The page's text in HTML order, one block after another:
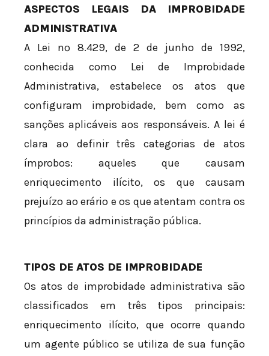
ASPECTOS LEGAIS DA IMPROBIDADE
ADMINISTRATIVA
A Lei nº 8.429, de 2 de junho de 1992,
conhecida como Lei de Improbidade
Administrativa, estabelece os atos que
configuram improbidade, bem como as
sanções aplicáveis aos responsáveis. A lei é
clara ao definir três categorias de atos
ímprobos: aqueles que causam
enriquecimento ilícito, os que causam
prejuízo ao erário e os que atentam contra os
princípios da administração pública.
TIPOS DE ATOS DE IMPROBIDADE
Os atos de improbidade administrativa são
classificados em três tipos principais:
enriquecimento ilícito, que ocorre quando
um agente público se utiliza de sua função